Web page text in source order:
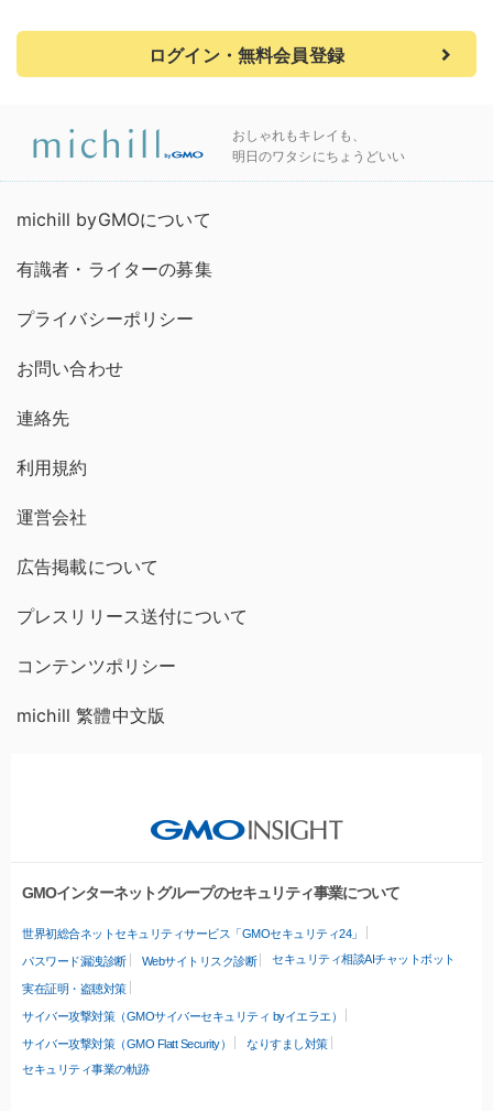
ログイン・無料会員登録
おしゃれもキレイも、
明日のワタシにちょうどいい
michill byGMOについて
有識者・ライターの募集
プライバシーポリシー
お問い合わせ
連絡先
利用規約
運営会社
広告掲載について
プレスリリース送付について
コンテンツポリシー
michill 繁體中文版
GMOインターネットグループのセキュリティ事業について
世界初総合ネットセキュリティサービス「GMOセキュリティ24」
パスワード漏洩診断 Webサイトリスク診断 セキュリティ相談AIチャットボット
実在証明・盗聴対策
サイバー攻撃対策（GMOサイバーセキュリティ byイエラエ）
サイバー攻撃対策（GMO Flatt Security）
なりすまし対策
セキュリティ事業の軌跡